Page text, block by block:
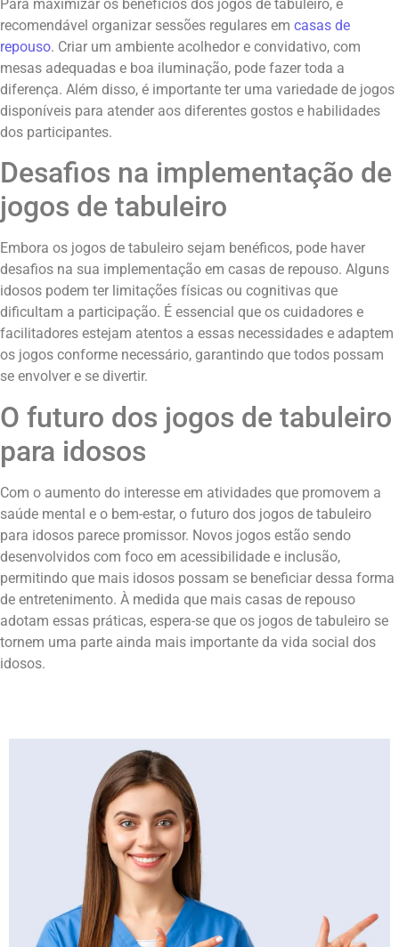
Para maximizar os benefícios dos jogos de tabuleiro, é
recomendável organizar sessões regulares em casas de
repouso. Criar um ambiente acolhedor e convidativo, com
mesas adequadas e boa iluminação, pode fazer toda a
diferença. Além disso, é importante ter uma variedade de jogos
disponíveis para atender aos diferentes gostos e habilidades
dos participantes.
Desafios na implementação de
jogos de tabuleiro
Embora os jogos de tabuleiro sejam benéficos, pode haver
desafios na sua implementação em casas de repouso. Alguns
idosos podem ter limitações físicas ou cognitivas que
dificultam a participação. É essencial que os cuidadores e
facilitadores estejam atentos a essas necessidades e adaptem
os jogos conforme necessário, garantindo que todos possam
se envolver e se divertir.
O futuro dos jogos de tabuleiro
para idosos
Com o aumento do interesse em atividades que promovem a
saúde mental e o bem-estar, o futuro dos jogos de tabuleiro
para idosos parece promissor. Novos jogos estão sendo
desenvolvidos com foco em acessibilidade e inclusão,
permitindo que mais idosos possam se beneficiar dessa forma
de entretenimento. À medida que mais casas de repouso
adotam essas práticas, espera-se que os jogos de tabuleiro se
tornem uma parte ainda mais importante da vida social dos
idosos.